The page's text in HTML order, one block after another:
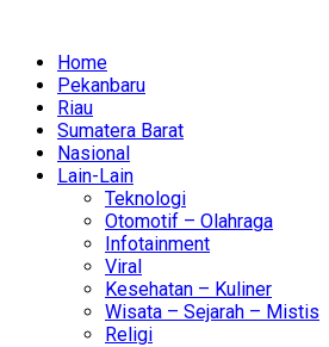
Home
Pekanbaru
Riau
Sumatera Barat
Nasional
Lain-Lain
Teknologi
Otomotif – Olahraga
Infotainment
Viral
Kesehatan – Kuliner
Wisata – Sejarah – Mistis
Religi